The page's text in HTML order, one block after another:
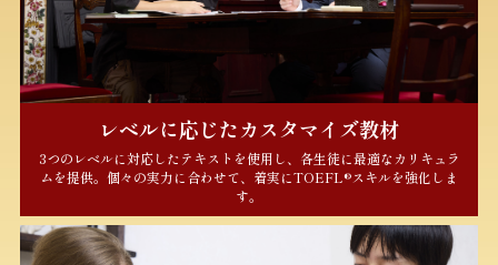
レベルに応じたカスタマイズ教材
3つのレベルに対応したテキストを使用し、各生徒に最適なカリキュラ
ムを提供。個々の実力に合わせて、着実にTOEFL®スキルを強化しま
す。